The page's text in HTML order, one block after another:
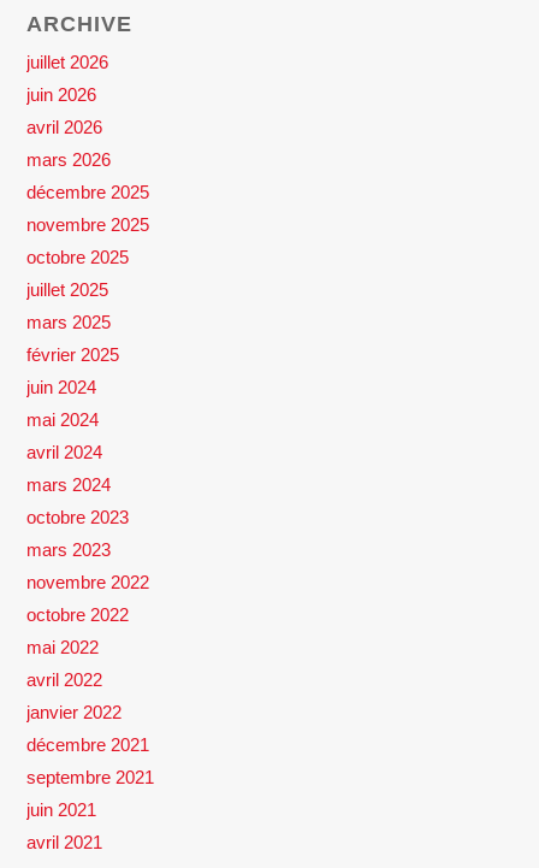
ARCHIVE
juillet 2026
juin 2026
avril 2026
mars 2026
décembre 2025
novembre 2025
octobre 2025
juillet 2025
mars 2025
février 2025
juin 2024
mai 2024
avril 2024
mars 2024
octobre 2023
mars 2023
novembre 2022
octobre 2022
mai 2022
avril 2022
janvier 2022
décembre 2021
septembre 2021
juin 2021
avril 2021